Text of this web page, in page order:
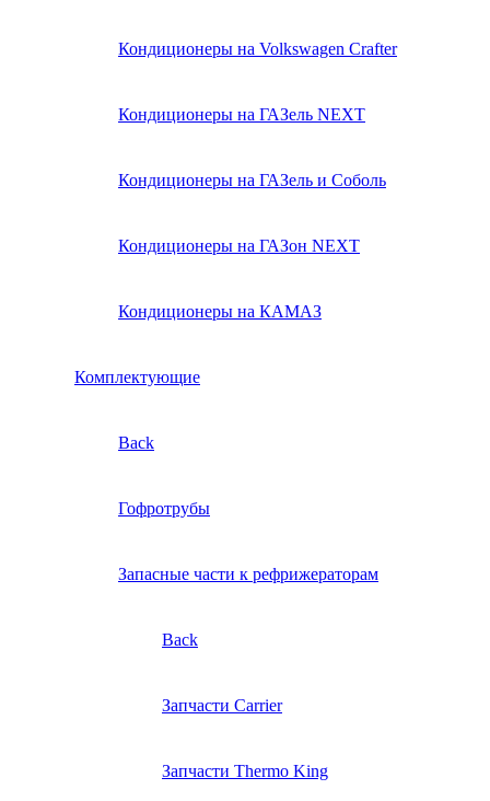
Кондиционеры на Volkswagen Crafter
Кондиционеры на ГАЗель NEXT
Кондиционеры на ГАЗель и Соболь
Кондиционеры на ГАЗон NEXT
Кондиционеры на КАМАЗ
Комплектующие
Back
Гофротрубы
Запасные части к рефрижераторам
Back
Запчасти Carrier
Запчасти Thermo King